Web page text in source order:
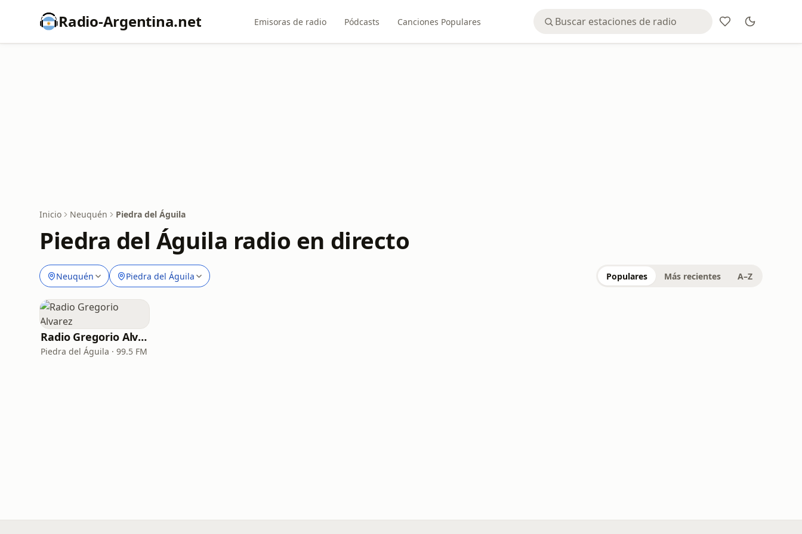
Radio-Argentina.net Emisoras de radio Pódcasts Canciones Populares
Inicio Neuquén Piedra del Águila
Piedra del Águila radio en directo
Neuquén Piedra del Águila Populares Más recientes A–Z
Radio Gregorio Alvarez
Piedra del Águila · 99.5 FM